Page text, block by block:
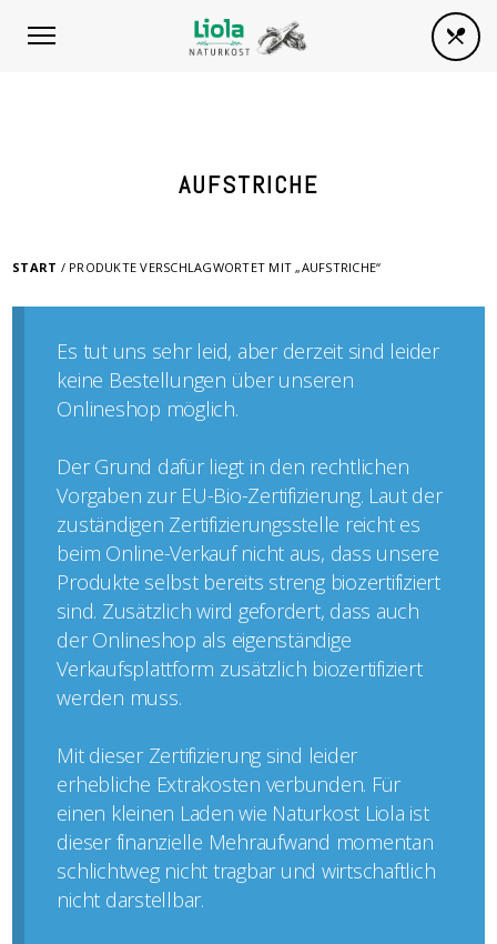
AUFSTRICHE
START / PRODUKTE VERSCHLAGWORTET MIT „AUFSTRICHE“
Es tut uns sehr leid, aber derzeit sind leider
keine Bestellungen über unseren
Onlineshop möglich.
Der Grund dafür liegt in den rechtlichen
Vorgaben zur EU-Bio-Zertifizierung. Laut der
zuständigen Zertifizierungsstelle reicht es
beim Online-Verkauf nicht aus, dass unsere
Produkte selbst bereits streng biozertifiziert
sind. Zusätzlich wird gefordert, dass auch
der Onlineshop als eigenständige
Verkaufsplattform zusätzlich biozertifiziert
werden muss.
Mit dieser Zertifizierung sind leider
erhebliche Extrakosten verbunden. Für
einen kleinen Laden wie Naturkost Liola ist
dieser finanzielle Mehraufwand momentan
schlichtweg nicht tragbar und wirtschaftlich
nicht darstellbar.